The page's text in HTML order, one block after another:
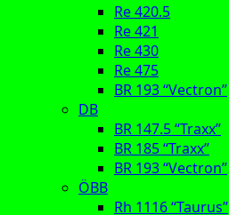
Re 420.5
Re 421
Re 430
Re 475
BR 193 “Vectron”
DB
BR 147.5 “Traxx”
BR 185 “Traxx”
BR 193 “Vectron”
ÖBB
Rh 1116 “Taurus”